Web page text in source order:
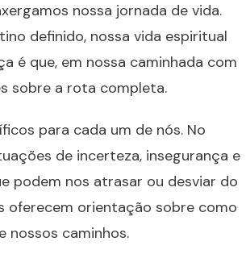
nossa jornada de vida.
definido, nossa vida espiritual
é que, em nossa caminhada com
sobre a rota completa.
para cada um de nós. No
de incerteza, insegurança e
podem nos atrasar ou desviar do
oferecem orientação sobre como
nossos caminhos.